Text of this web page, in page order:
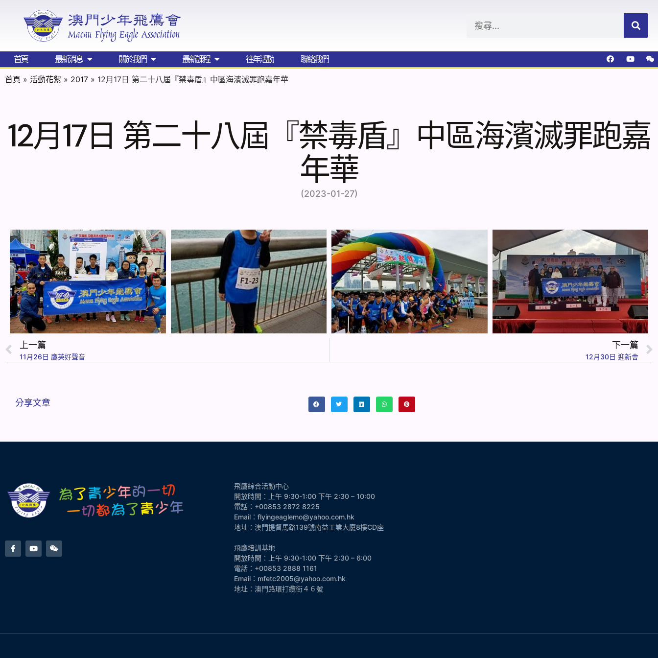
首頁 最新消息 關於我們 最新課程 往年活動 聯絡我們​
首頁 » 活動花絮 » 2017 » 12月17日 第二十八屆『禁毒盾』中區海濱滅罪跑嘉年華
12月17日 第二十八屆『禁毒盾』中區海濱滅罪跑嘉
年華
(2023-01-27)
上一篇
11月26日 鷹英好聲音
下一篇
12月30日 迎新會
分享文章
飛鷹綜合活動中心
開放時間：上午 9:30-1:00 下午 2:30 – 10:00
電話：+00853 2872 8225
Email：flyingeaglemo@yahoo.com.hk
地址：澳門提督馬路139號南益工業大廈8樓CD座
飛鷹培訓基地
開放時間：上午 9:30-1:00 下午 2:30 – 6:00
電話：+00853 2888 1161
Email：mfetc2005@yahoo.com.hk
地址：澳門路環打纜街４６號